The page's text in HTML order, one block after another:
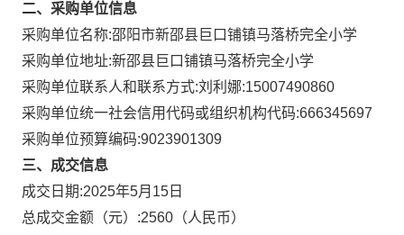
二、采购单位信息
采购单位名称:邵阳市新邵县巨口铺镇马落桥完全小学
采购单位地址:新邵县巨口铺镇马落桥完全小学
采购单位联系人和联系方式:刘利娜:15007490860
采购单位统一社会信用代码或组织机构代码:666345697
采购单位预算编码:9023901309
三、成交信息
成交日期:2025年5月15日
总成交金额（元）:2560 （人民币）